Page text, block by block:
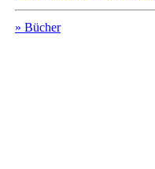
» Bücher